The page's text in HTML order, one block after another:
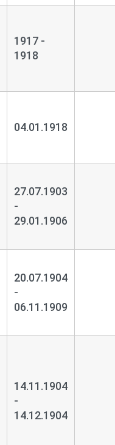
1917 -
1918
04.01.1918
27.07.1903
-
29.01.1906
20.07.1904
-
06.11.1909
14.11.1904
-
14.12.1904